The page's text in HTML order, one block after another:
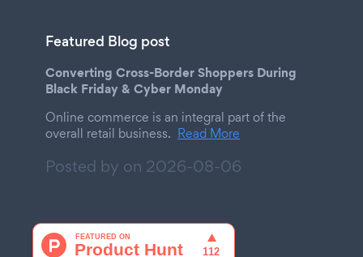
Featured Blog post
Converting Cross-Border Shoppers During
Black Friday & Cyber Monday
Online commerce is an integral part of the
overall retail business. Read More
Posted by on 2026-08-06